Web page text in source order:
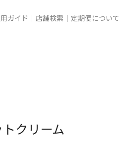
ガイド 店舗検索 定期便について
クリーム